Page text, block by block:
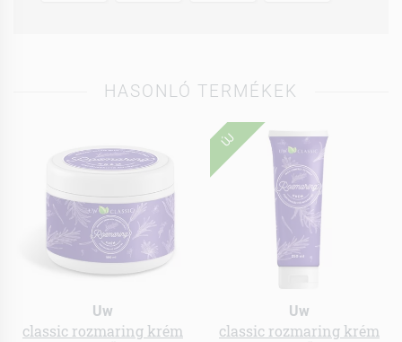
HASONLÓ TERMÉKEK
Uw
classic rozmaring krém
ÚJ
Uw
classic rozmaring krém